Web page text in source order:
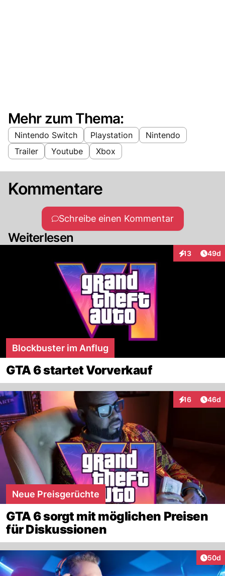
Mehr zum Thema:
Nintendo Switch Playstation
Nintendo
Trailer
Youtube Xbox
Kommentare
Schreibe einen Kommentar
Weiterlesen
13
Interaktionen
49d
Blockbuster im Anflug
GTA 6 startet Vorverkauf
16
Interaktionen
46d
Neue Preisgerüchte
GTA 6 sorgt mit möglichen Preisen
für Diskussionen
50d